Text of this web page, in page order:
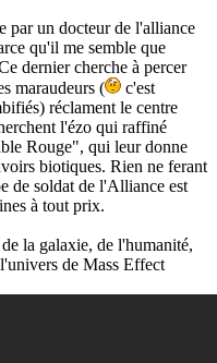
par un docteur de l'alliance
qu'il me semble que
dernier cherche à percer
maraudeurs (
c'est
réclament le centre
l'ézo qui raffiné
Rouge", qui leur donne
biotiques. Rien ne ferant
de soldat de l'Alliance est
à tout prix.
la galaxie, de l'humanité,
de Mass Effect